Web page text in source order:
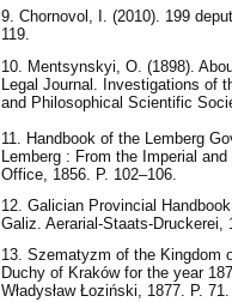
9. Chornovol, I. (2010). 199
119.
10. Mentsynskyi, O. (1898).
Legal Journal. Investigations of
and Philosophical Scientific
11. Handbook of the Lemberg
Lemberg : From the Imperial
Office, 1856. P. 102–106.
12. Galician Provincial
Galiz. Aerarial-Staats-Druckerei,
13. Szematyzm of the Kingdom
Duchy of Kraków for the year
Władysław Łoziński, 1877. P. 71.